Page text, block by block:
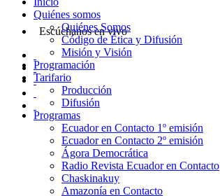
Escúchanos en vivo
Quiénes somos
Quiénes Somos
Código de Ética y Difusión
Misión y Visión
Programación
Tarifario
Producción
Difusión
Programas
Ecuador en Contacto 1º emisión
Ecuador en Contacto 2º emisión
Ágora Democrática
Radio Revista Ecuador en Contacto
Chaskinakuy
Amazonía en Contacto